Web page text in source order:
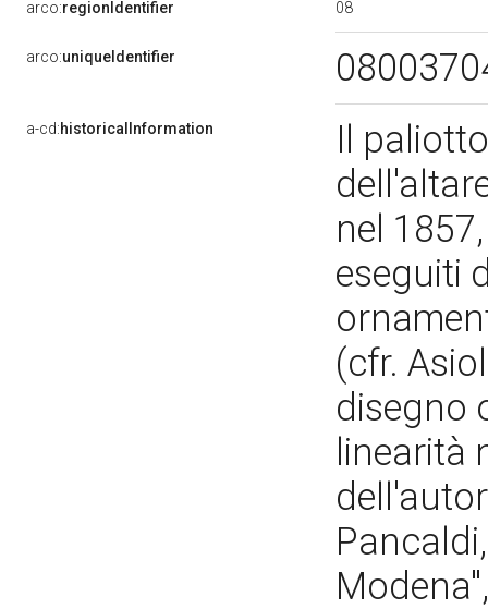
arco:regionIdentifier 08
arco:uniqueIdentifier
a-cd:historicalInformation
Il
nel
eseguiti
(cfr.
disegno
linearità